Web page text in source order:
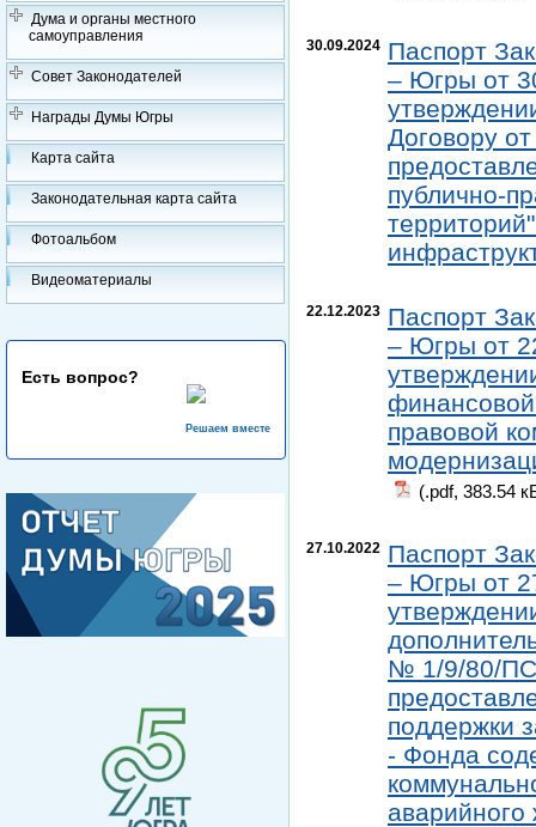
Дума и органы местного
самоуправления
Совет Законодателей
Награды Думы Югры
Карта сайта
Законодательная карта сайта
Фотоальбом
Видеоматериалы
Есть вопрос?
Решаем вместе
30.09.2024 Паспорт
– Югры от
Договору
публично-
22.12.2023 Паспорт
– Югры от
финансовой
правовой
(.pdf, 383.54
27.10.2022 Паспорт
– Югры от
№ 1/9/80/ПС
поддержки
- Фонда